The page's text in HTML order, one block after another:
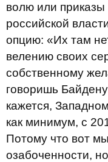
волю или приказы
российской
опцию: «Их там
велению своих
собственному
говоришь
кажется,
как минимум, с
Потому что вот
озабоченности,